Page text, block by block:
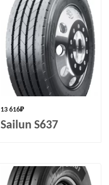
13 616₽
Sailun S637